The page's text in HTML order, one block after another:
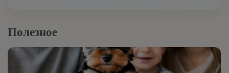
Бернский зенненхунд
Бивер йорк
Английский сеттер
Полезное